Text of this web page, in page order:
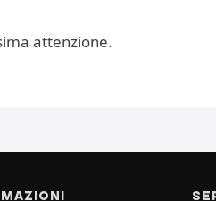
attenzione.